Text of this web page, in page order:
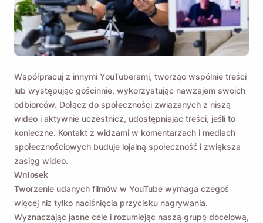
Współpracuj z innymi YouTuberami, tworząc wspólnie treści
lub występując gościnnie, wykorzystując nawzajem swoich
odbiorców. Dołącz do społeczności związanych z niszą
wideo i aktywnie uczestnicz, udostępniając treści, jeśli to
konieczne. Kontakt z widzami w komentarzach i mediach
społecznościowych buduje lojalną społeczność i zwiększa
zasięg wideo.
Wniosek
Tworzenie udanych filmów w YouTube wymaga czegoś
więcej niż tylko naciśnięcia przycisku nagrywania.
Wyznaczając jasne cele i rozumiejąc naszą grupę docelową,